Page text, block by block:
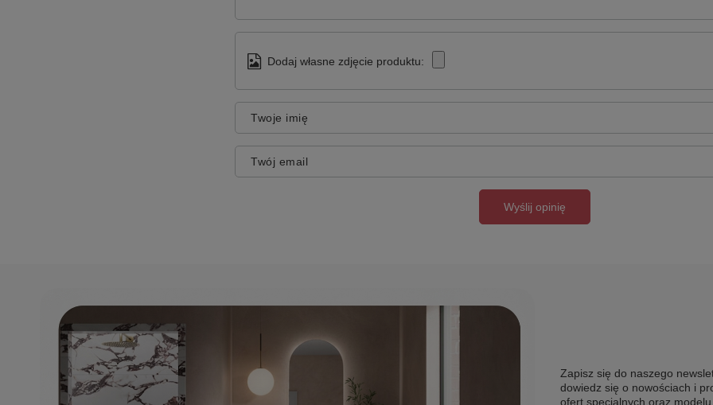
Dodaj własne zdjęcie produktu:
Twoje imię
Twój email
Wyślij opinię
Zapisz się do naszego
dowiedz się o nowościach i
ofert specjalnych oraz